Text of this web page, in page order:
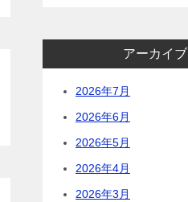
アーカイブ
2026年7月
2026年6月
2026年5月
2026年4月
2026年3月